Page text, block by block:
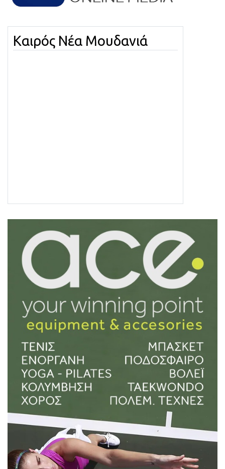
Καιρός Νέα Μουδανιά